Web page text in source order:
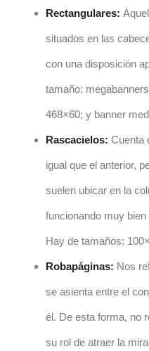
Rectangulares:
situados en las
con una disposición
tamaño:
468×60; y banner
Rascacielos: Cuenta
igual que el anterior,
suelen ubicar en la
funcionando muy
Hay de tamaños:
Robapáginas: Nos
se asienta entre el
él. De esta forma, no
su rol de atraer la